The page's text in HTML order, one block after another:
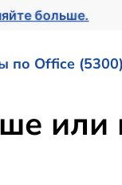
больше.
по Office (5300)